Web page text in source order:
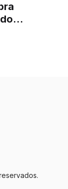
conversa
com